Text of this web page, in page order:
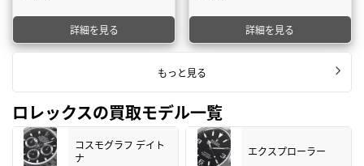
詳細を見る 詳細を見る
もっと見る
ロレックスの買取モデル一覧
コスモグラフ デイト
ナ
エクスプローラー